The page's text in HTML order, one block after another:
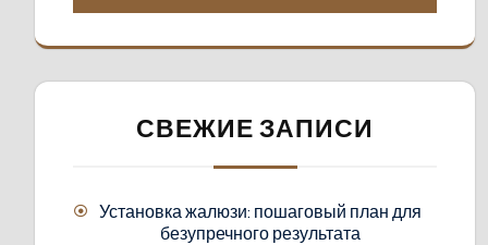
СВЕЖИЕ ЗАПИСИ
Установка жалюзи: пошаговый план для
безупречного результата